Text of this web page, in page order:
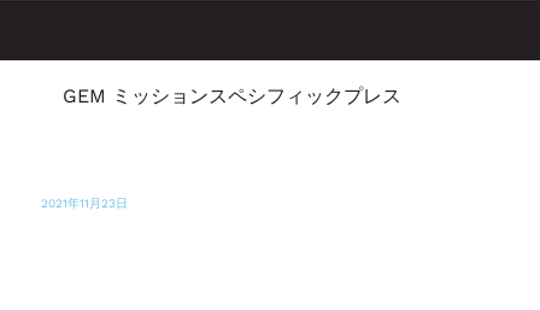
GEM ミッションスペシフィックプレス
2021年11月23日